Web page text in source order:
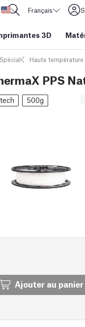
Etats-Unis d'Amérique
Français
3D
Spécial Haute température
PPS
500g
Ajouter au panier